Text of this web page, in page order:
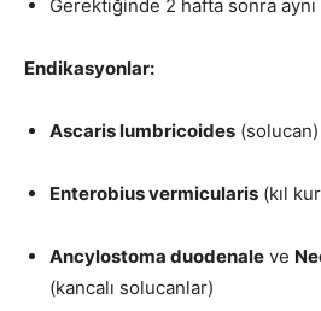
Gerektiğinde 2 hafta sonra
Endikasyonlar:
Ascaris lumbricoides (solucan)
Enterobius vermicularis (kıl
Ancylostoma duodenale ve
(kancalı solucanlar)